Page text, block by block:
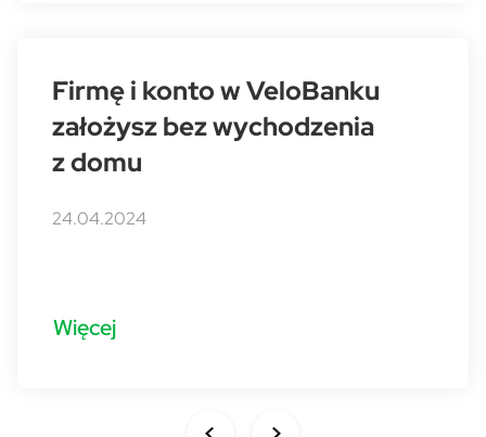
Firmę i konto w VeloBanku
założysz bez wychodzenia
z domu
24.04.2024
Więcej